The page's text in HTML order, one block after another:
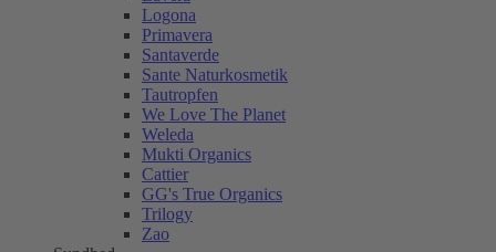
Logona
Primavera
Santaverde
Sante Naturkosmetik
Tautropfen
We Love The Planet
Weleda
Mukti Organics
Cattier
GG's True Organics
Trilogy
Zao